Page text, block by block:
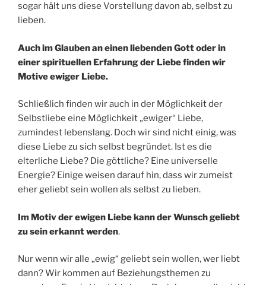
sogar hält uns diese Vorstellung davon ab, selbst zu
lieben.
Auch im Glauben an einen liebenden Gott oder in
einer spirituellen Erfahrung der Liebe finden wir
Motive ewiger Liebe.
Schließlich finden wir auch in der Möglichkeit der
Selbstliebe eine Möglichkeit „ewiger“ Liebe,
zumindest lebenslang. Doch wir sind nicht einig, was
diese Liebe zu sich selbst begründet. Ist es die
elterliche Liebe? Die göttliche? Eine universelle
Energie? Einige weisen darauf hin, dass wir zumeist
eher geliebt sein wollen als selbst zu lieben.
Im Motiv der ewigen Liebe kann der Wunsch geliebt
zu sein erkannt werden.
Nur wenn wir alle „ewig“ geliebt sein wollen, wer liebt
dann? Wir kommen auf Beziehungsthemen zu